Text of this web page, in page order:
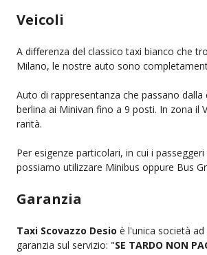
Veicoli
A differenza del classico taxi bianco che
Milano, le nostre auto sono
Auto di rappresentanza che passano dalla
berlina ai Minivan fino a 9 posti. In zona il
rarità.
Per esigenze particolari, in cui i
possiamo utilizzare Minibus oppure Bus
Garanzia
Taxi Scovazzo Desio è l'unica società
garanzia sul servizio: "SE TARDO NON